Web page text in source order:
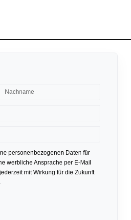
personenbezogenen Daten für
werbliche Ansprache per E-Mail
mit Wirkung für die Zukunft